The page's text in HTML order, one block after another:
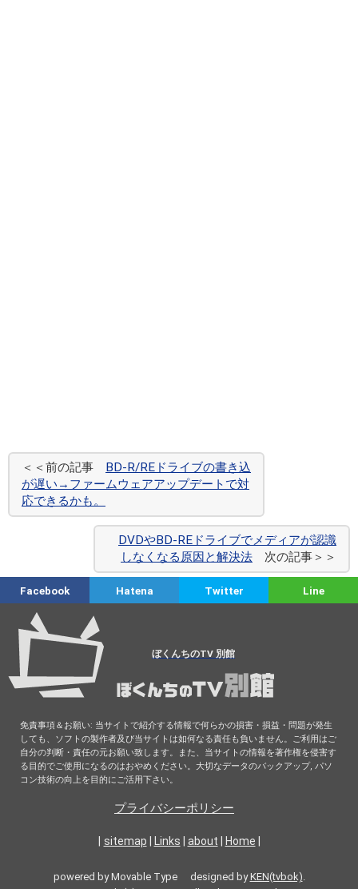
＜＜前の記事 BD-R/REドライブの書き込
が遅い→ファームウェアアップデートで対
応できるかも。
DVDやBD-REドライブでメディアが認識
しなくなる原因と解決法 次の記事＞＞
Facebook Hatena Twitter Line
ぼくんちのTV 別館
免責事項＆お願い: 当サイトで紹介する情報で何らかの損害・損益・問題が発生
しても、ソフトの製作者及び当サイトは如何なる責任も負いません。ご利用はご
自分の判断・責任の元お願い致します。また、当サイトの情報を著作権を侵害す
る目的でご使用になるのはおやめください。大切なデータのバックアップ, パソ
コン技術の向上を目的にご活用下さい。
プライバシーポリシー
| sitemap | Links | about | Home |
powered by Movable Type designed byKEN(tvbok)